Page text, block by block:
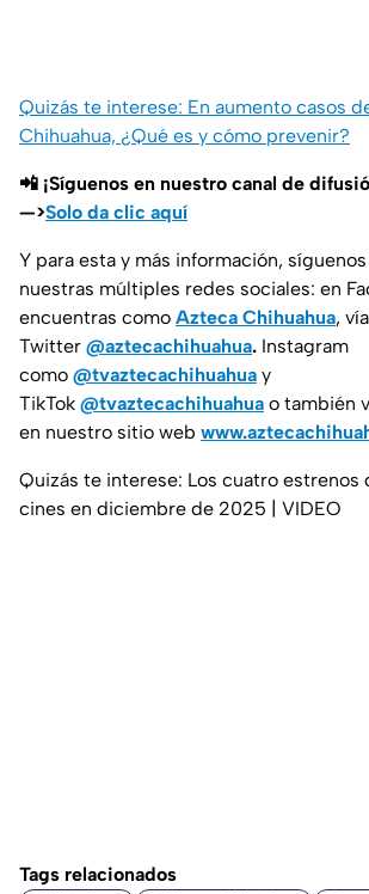
Quizás te interese: En aumento casos
Chihuahua, ¿Qué es y cómo prevenir?
📲 ¡Síguenos en nuestro canal de
—>Solo da clic aquí
Y para esta y más información,
nuestras múltiples redes sociales: en
encuentras como Azteca Chihuahua, vía
Twitter @aztecachihuahua. Instagram
como @tvaztecachihuahua y
TikTok @tvaztecachihuahua o también
en nuestro sitio web
Quizás te interese: Los cuatro estrenos
cines en diciembre de 2025 | VIDEO
Tags relacionados